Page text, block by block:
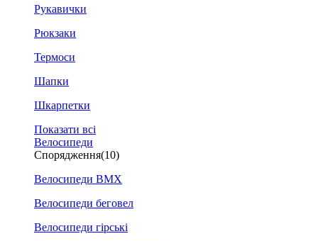
Рукавички
Рюкзаки
Термоси
Шапки
Шкарпетки
Показати всі
Велосипеди
Спорядження(10)
Велосипеди BMX
Велосипеди беговел
Велосипеди гірські